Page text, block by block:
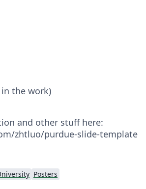
the work)
and other stuff here:
zhtluo/purdue-slide-template
Posters